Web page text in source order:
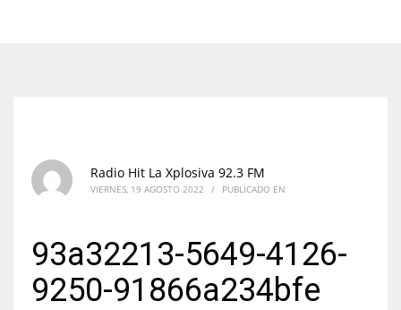
Radio Hit La Xplosiva 92.3 FM
VIERNES, 19 AGOSTO 2022 / PUBLICADO EN
93a32213-5649-4126-
9250-91866a234bfe